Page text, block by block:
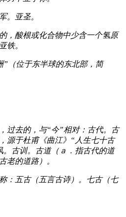
。亚圣。
，酸根或化合物中少含一个氢原
铁。
”（位于东半球的东北部，简
过去的，与“今”相对：古代。古
源于杜甫《曲江》“人生七十古
。古训。古道（ａ．指古代的道
老的道路）。
：五古（五言古诗）。七古（七